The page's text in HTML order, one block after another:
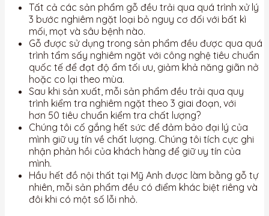
Tất cả các sản phẩm gỗ đều trải qua quá trình xử lý
3 bước nghiêm ngặt loại bỏ nguy cơ đối với bất kì
mối, mọt và sâu bệnh nào.
Gỗ được sử dụng trong sản phẩm đều được qua quá
trình tẩm sấy nghiêm ngặt với công nghệ tiêu chuẩn
quốc tế để đạt độ ẩm tối ưu, giảm khả năng giãn nở
hoặc co lại theo mùa.
Sau khi sản xuất, mỗi sản phẩm đều trải qua quy
trình kiểm tra nghiêm ngặt theo 3 giai đoạn, với
hơn 50 tiêu chuẩn kiểm tra chất lượng?
Chúng tôi cố gắng hết sức để đảm bảo đại lý của
mình giữ uy tín về chất lượng. Chúng tôi tích cực ghi
nhận phản hồi của khách hàng để giữ uy tín của
mình.
Hầu hết đồ nội thất tại Mỹ Anh được làm bằng gỗ tự
nhiên, mỗi sản phẩm đều có điểm khác biệt riêng và
đôi khi có một số lỗi nhỏ.